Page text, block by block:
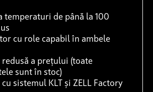
temperaturi de până la 100
cu role capabil în ambele
a prețului (toate
sunt în stoc)
sistemul KLT și ZELL Factory